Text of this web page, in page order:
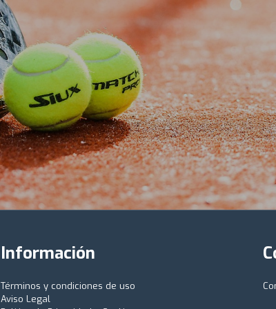
Información
Términos y condiciones de uso
Aviso Legal